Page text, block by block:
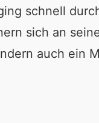
schnell
sich an
auch ein